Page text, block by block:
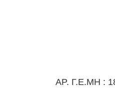
ΑΡ. Γ.Ε.ΜΗ :